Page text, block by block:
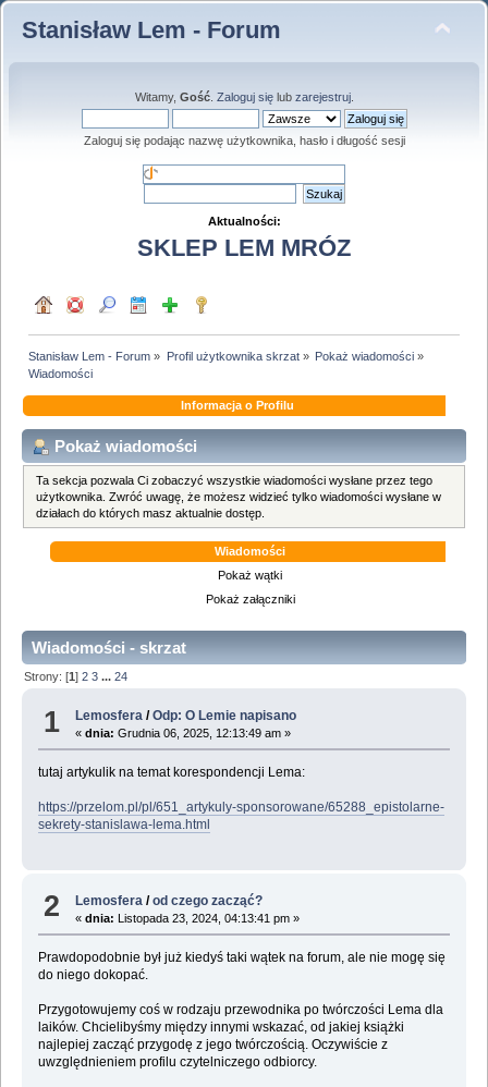
Stanisław Lem - Forum
Witamy, Gość. Zaloguj sięlub zarejestruj.
Zaloguj się podając nazwę użytkownika, hasło i długość sesji
Aktualności:
SKLEP LEM MRÓZ
Stanisław Lem - Forum » Profil użytkownika skrzat» Pokaż wiadomości»
Wiadomości
Informacja o Profilu
Pokaż wiadomości
Ta sekcja pozwala Ci zobaczyć wszystkie wiadomości wysłane przez tego
użytkownika. Zwróć uwagę, że możesz widzieć tylko wiadomości wysłane w
działach do których masz aktualnie dostęp.
Wiadomości
Pokaż wątki
Pokaż załączniki
Wiadomości - skrzat
Strony: [1]2 3 ...24
1 Lemosfera /Odp: O Lemie napisano
«dnia: Grudnia 06, 2025, 12:13:49 am »
tutaj artykulik na temat korespondencji Lema:
https://przelom.pl/pl/651_artykuly-sponsorowane/65288_epistolarne-
sekrety-stanislawa-lema.html
2 Lemosfera /od czego zacząć?
«dnia: Listopada 23, 2024, 04:13:41 pm »
Prawdopodobnie był już kiedyś taki wątek na forum, ale nie mogę się
do niego dokopać.
Przygotowujemy coś w rodzaju przewodnika po twórczości Lema dla
laików. Chcielibyśmy między innymi wskazać, od jakiej książki
najlepiej zacząć przygodę z jego twórczością. Oczywiście z
uwzględnieniem profilu czytelniczego odbiorcy.